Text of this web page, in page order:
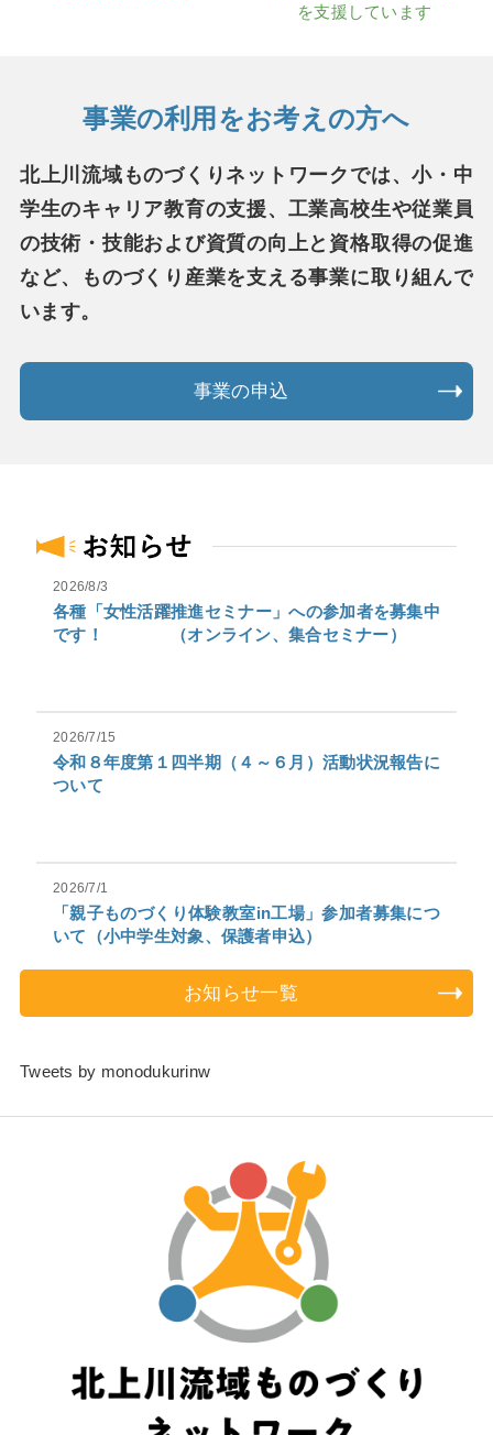
を支援しています
事業の利用をお考えの方へ
北上川流域ものづくりネットワークでは、小・中
学生のキャリア教育の支援、 工業高校生や従業員
の技術・技能および資質の向上と資格取得の促進
など、
ものづくり産業を支える事業に取り組んで
います。
事業の申込
2026/8/3
各種「女性活躍推進セミナー」への参加者を募集中
です！ （オンライン、集合セミナー）
2026/7/15
令和８年度第１四半期（４～６月）活動状況報告に
ついて
2026/7/1
「親子ものづくり体験教室in工場」参加者募集につ
いて（小中学生対象、保護者申込）
令和８年度定時総会を開催しました
お知らせ一覧
Tweets by monodukurinw